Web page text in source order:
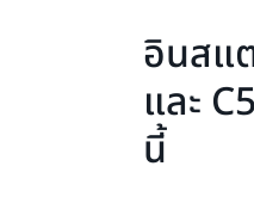
อินสแ
และ
นี้